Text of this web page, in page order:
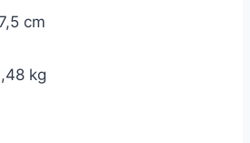
cm
kg